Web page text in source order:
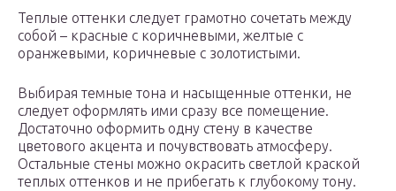
Теплые оттенки следует грамотно сочетать между
собой – красные с коричневыми, желтые с
оранжевыми, коричневые с золотистыми.
Выбирая темные тона и насыщенные оттенки, не
следует оформлять ими сразу все помещение.
Достаточно оформить одну стену в качестве
цветового акцента и почувствовать атмосферу.
Остальные стены можно окрасить светлой краской
теплых оттенков и не прибегать к глубокому тону.